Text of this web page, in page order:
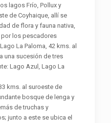
lagos Frío, Pollux y
de Coyhaique, allí se
de flora y fauna nativa,
los pescadores
La Paloma, 42 kms. al
una sucesión de tres
Lago Azul, Lago La
kms. al suroeste de
bosque de lenga y
de truchas y
junto a este se ubica el